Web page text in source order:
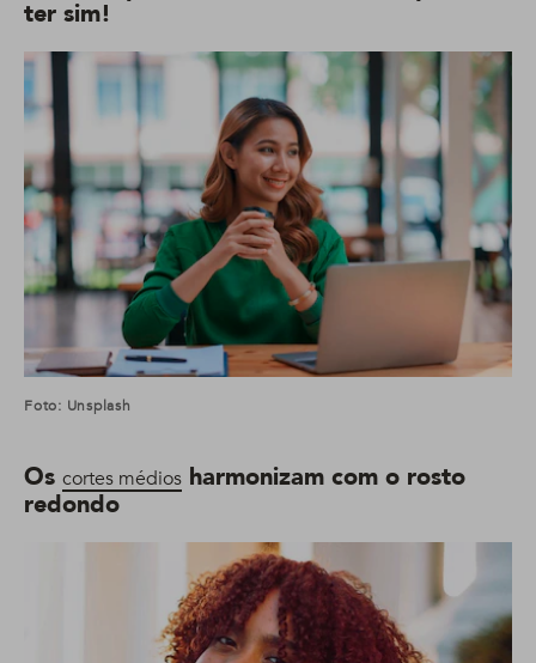
ter sim!
Foto: Unsplash
Os cortes médios harmonizam com o rosto
redondo